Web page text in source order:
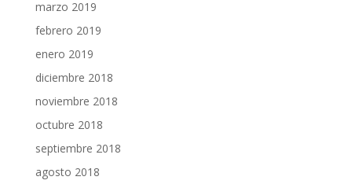
marzo 2019
febrero 2019
enero 2019
diciembre 2018
noviembre 2018
octubre 2018
septiembre 2018
agosto 2018